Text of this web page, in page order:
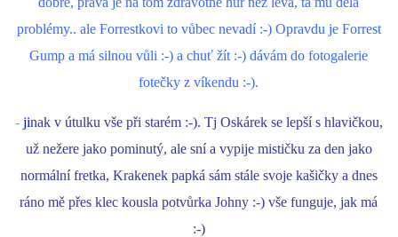
problémy.. ale Forrestkovi to vůbec nevadí :-) Opravdu je Forrest
Gump a má silnou vůli :-) a chuť žít :-) dávám do fotogalerie
fotečky z víkendu :-).
-jinak v útulku vše při starém :-). Tj Oskárek se lepší s hlavičkou,
už nežere jako pominutý, ale sní a vypije mističku za den jako
normální fretka, Krakenek papká sám stále svoje kašičky a dnes
ráno mě přes klec kousla potvůrka Johny :-) vše funguje, jak má
:-)